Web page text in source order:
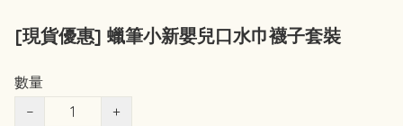
[現貨優惠] 蠟筆小新嬰兒口水巾襪子套裝
數量
−
+